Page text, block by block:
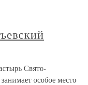
Свято-
особое место